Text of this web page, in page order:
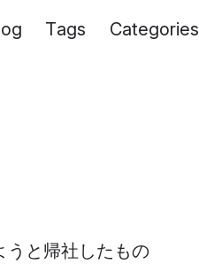
Tags Categories
と帰社したもの